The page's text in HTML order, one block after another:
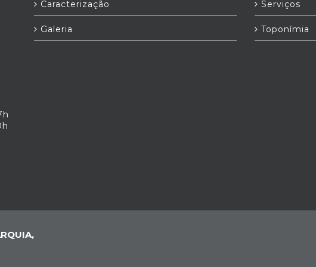
Caracterização
Galeria
Serviços
Toponímia